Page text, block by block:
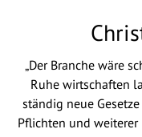
„Der Branche wäre
Ruhe wirtschaften
ständig neue
Pflichten und weiterer